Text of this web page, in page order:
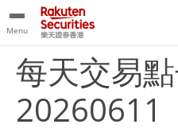
Menu
每天交易
20260611